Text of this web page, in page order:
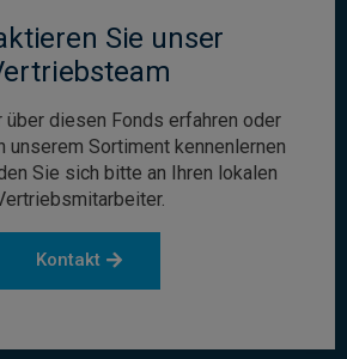
Sie unser
über diesen Fonds erfahren oder
unserem Sortiment kennenlernen
Sie sich bitte an Ihren lokalen
Kontakt